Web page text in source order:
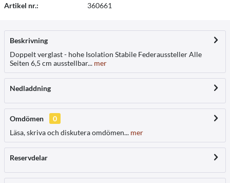
Artikel nr.: 360661
Beskrivning
Doppelt verglast - hohe Isolation Stabile Federaussteller Alle
Seiten 6,5 cm ausstellbar... mer
Nedladdning
Omdömen
0
Läsa, skriva och diskutera omdömen... mer
Reservdelar